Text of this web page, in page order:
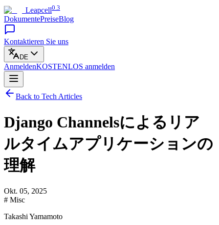
Leapcell0.3
DokumentePreiseBlog
Kontaktieren Sie uns
DE
AnmeldenKOSTENLOS anmelden
Back to Tech Articles
Django Channelsによるリア
ルタイムアプリケーションの
理解
Okt. 05, 2025
# Misc
Takashi Yamamoto